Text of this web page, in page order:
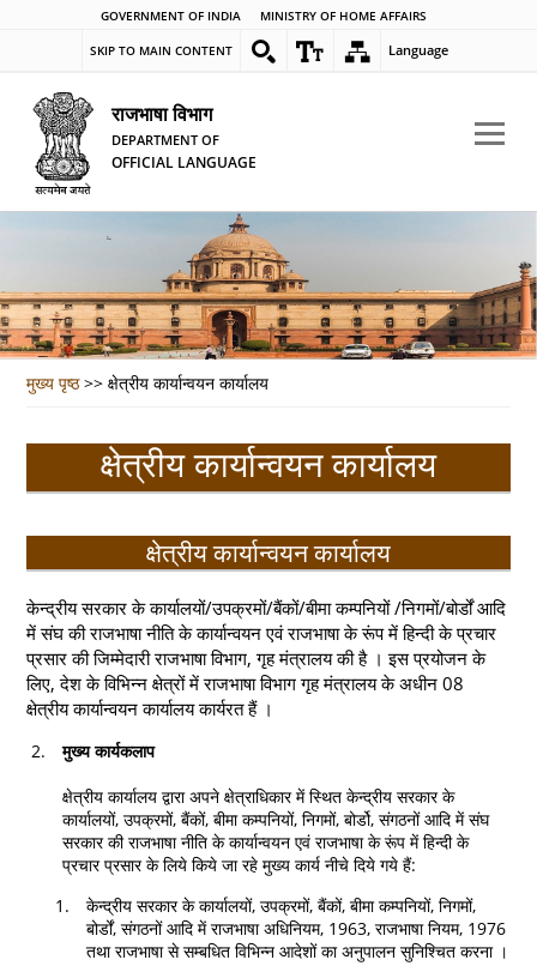
GOVERNMENT OF INDIA MINISTRY OF HOME AFFAIRS
SKIP TO MAIN CONTENT Language
राजभाषा विभाग
DEPARTMENT OF
OFFICIAL LANGUAGE
मुख्य पृष्ठ >>क्षेत्रीय कार्यान्वयन कार्यालय
क्षेत्रीय कार्यान्वयन कार्यालय
क्षेत्रीय कार्यान्वयन कार्यालय
केन्द्रीय सरकार के कार्यालयों/उपक्रमों/बैंकों/बीमा कम्पनियों /निगमों/बोर्डों आदि
में संघ की राजभाषा नीति के कार्यान्वयन एवं राजभाषा के रूंप में हिन्दी के प्रचार
प्रसार की जिम्मेदारी राजभाषा विभाग, गृह मंत्रालय की है । इस प्रयोजन के
लिए, देश के विभिन्न क्षेत्रों में राजभाषा विभाग गृह मंत्रालय के अधीन 08
क्षेत्रीय कार्यान्वयन कार्यालय कार्यरत हैं ।
मुख्य कार्यकलाप
क्षेत्रीय कार्यालय द्वारा अपने क्षेत्राधिकार में स्थित केन्द्रीय सरकार के
कार्यालयों, उपक्रमों, बैंकों, बीमा कम्पनियों, निगमों, बोर्डो, संगठनों आदि में संघ
सरकार की राजभाषा नीति के कार्यान्वयन एवं राजभाषा के रूंप में हिन्दी के
प्रचार प्रसार के लिये किये जा रहे मुख्य कार्य नीचे दिये गये हैं:
केन्द्रीय सरकार के कार्यालयों, उपक्रमों, बैंकों, बीमा कम्पनियों, निगमों,
बोर्डों, संगठनों आदि में राजभाषा अधिनियम, 1963, राजभाषा नियम, 1976
तथा राजभाषा से सम्बधित विभिन्न आदेशों का अनुपालन सुनिश्चित करना ।